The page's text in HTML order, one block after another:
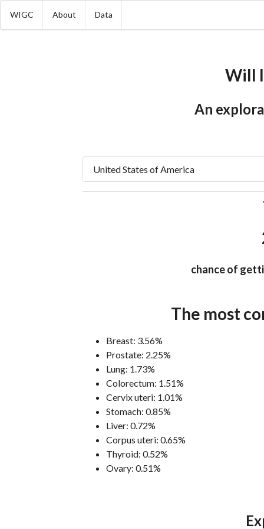
WIGC About Data
Will
An
United States of America
chance of
The most
Breast: 3.56%
Prostate: 2.25%
Lung: 1.73%
Colorectum: 1.51%
Cervix uteri: 1.01%
Stomach: 0.85%
Liver: 0.72%
Corpus uteri: 0.65%
Thyroid: 0.52%
Ovary: 0.51%